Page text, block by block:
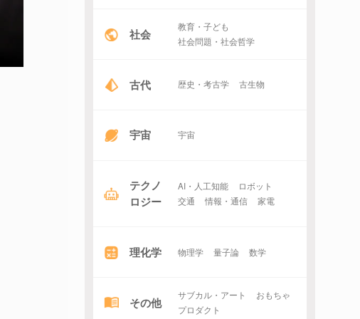
社会
教育・子ども
社会問題・社会哲学
古代 歴史・考古学 古生物
宇宙 宇宙
テクノ
ロジー
AI・人工知能
ロボット
交通
情報・通信 家電
理化学 物理学 量子論 数学
その他 サブカル・アート
おもちゃ
プロダクト